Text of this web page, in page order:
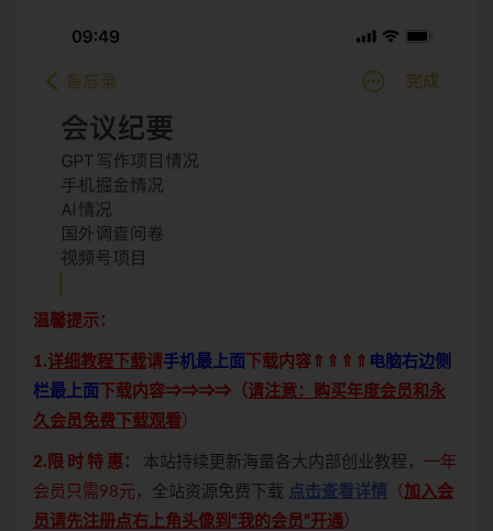
温馨提示：
1.详细教程下载请手机最上面 下载内容⇑⇑⇑⇑ 电脑右边侧
栏最上面 下载内容⇒⇒⇒⇒（请注意：购买年度会员和永
久会员免费下载观看）
2.限 时 特 惠 ： 本站持续更新海量各大内部创业教程， 一年
会员只需98元 ，全站资源免费下载 点击查看详情 （ 加入会
员请先注册点右上角头像到“我的会员”开通 ）